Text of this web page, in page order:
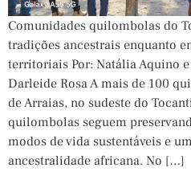
Comunidades quilombolas do
tradições ancestrais enquanto
territoriais Por: Natália Aquino
Darleide Rosa A mais de 100
de Arraias, no sudeste do
quilombolas seguem
modos de vida sustentáveis e
ancestralidade africana. No […]